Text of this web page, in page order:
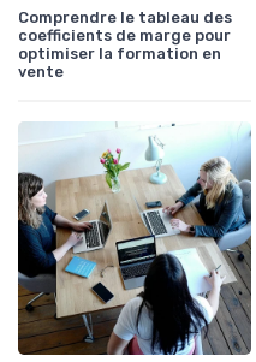
Comprendre le tableau des
coefficients de marge pour
optimiser la formation en
vente